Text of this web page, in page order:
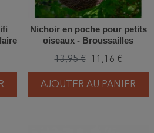
Nichoir en poche pour petits
oiseaux - Broussailles
13,95 € 11,16 €
AJOUTER AU PANIER